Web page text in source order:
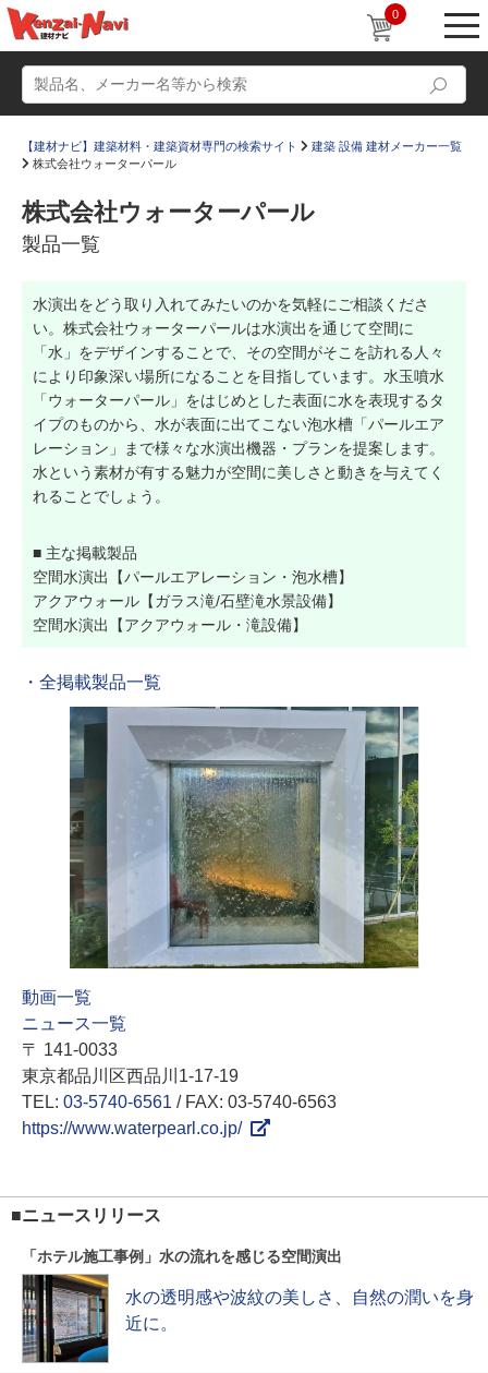
0
かたなび コラム
すまいリング 設計士インタビュー
Q＆A 販売・施工代理店募集
お気に入り
【建材ナビ】建築材料・建築資材専門の検索サイト
建築 設備 建材メーカー一覧
株式会社ウォーターパール
株式会社ウォーターパール
製品一覧
水演出をどう取り入れてみたいのかを気軽にご相談くださ
い。株式会社ウォーターパールは水演出を通じて空間に
「水」をデザインすることで、その空間がそこを訪れる人々
により印象深い場所になることを目指しています。水玉噴水
「ウォーターパール」をはじめとした表面に水を表現するタ
イプのものから、水が表面に出てこない泡水槽「パールエア
レーション」まで様々な水演出機器・プランを提案します。
水という素材が有する魅力が空間に美しさと動きを与えてく
れることでしょう。
■ 主な掲載製品
空間水演出【パールエアレーション・泡水槽】
アクアウォール【ガラス滝/石壁滝水景設備】
空間水演出【アクアウォール・滝設備】
・全掲載製品一覧
動画一覧
ニュース一覧
〒 141-0033
東京都品川区西品川1-17-19
TEL: 03-5740-6561 / FAX: 03-5740-6563
https://www.waterpearl.co.jp/
■ニュースリリース
「ホテル施工事例」水の流れを感じる空間演出
水の透明感や波紋の美しさ、自然の潤いを身
近に。